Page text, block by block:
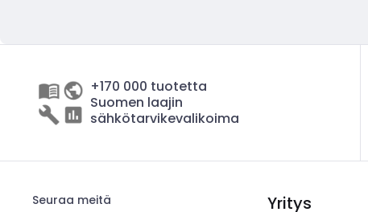
+170 000 tuotetta
Suomen laajin
sähkötarvikevalikoima
Seuraa meitä Yritys